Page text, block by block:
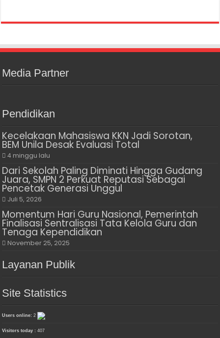
Media Partner
Pendidikan
Kecelakaan Mahasiswa KKN Jadi Sorotan,
BEM Unila Desak Evaluasi Total
4 minggu lalu
Dari Sekolah Paling Diminati Hingga Gudang
Juara, SMPN 2 Perkuat Reputasi Sebagai
Pencetak Generasi Unggul
Juli 5, 2026
Momentum Hari Guru Nasional, Pemerintah
Finalisasi Sentralisasi Tata Kelola Guru dan
Tenaga Kependidikan
November 25, 2025
Layanan Publik
Site Statistics
Users online:2
Visitors today :407